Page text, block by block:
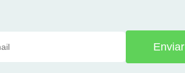
Enviar